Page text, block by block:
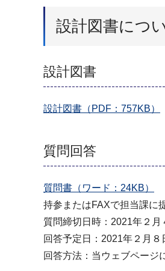
設計図書につ
設計図書
設計図書（PDF：757KB）
質問回答
質問書（ワード：24KB）
持参またはFAXで担当課に
質問締切日時：2021年２
回答予定日：2021年２月８
回答方法：当ウェブページ